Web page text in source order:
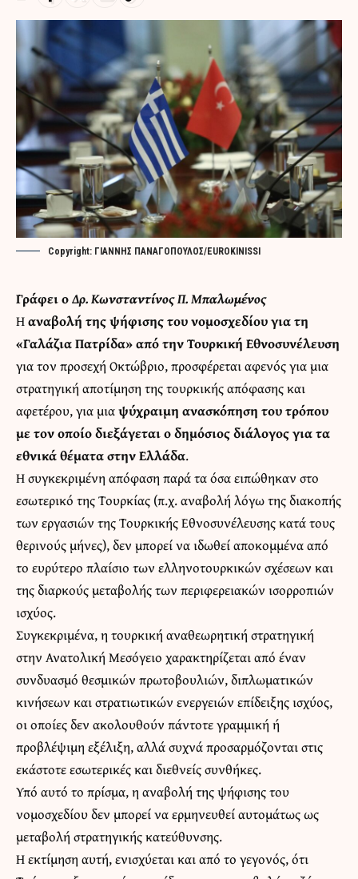
Copyright: ΓΙΑΝΝΗΣ ΠΑΝΑΓΟΠΟΥΛΟΣ/EUROKINISSI
Γράφει οΔρ. Κωνσταντίνος Π. Μπαλωμένος
Ηαναβολή της ψήφισης του νομοσχεδίου για τη
«Γαλάζια Πατρίδα» από την Τουρκική Εθνοσυνέλευση
για τον προσεχή Οκτώβριο, προσφέρεται αφενός για μια
στρατηγική αποτίμηση της τουρκικής απόφασης και
αφετέρου, για μιαψύχραιμη ανασκόπηση του τρόπου
με τον οποίο διεξάγεται ο δημόσιος διάλογος για τα
εθνικά θέματα στην Ελλάδα.
Η συγκεκριμένη απόφαση παρά τα όσα ειπώθηκαν στο
εσωτερικό της Τουρκίας (π.χ. αναβολή λόγω της διακοπής
των εργασιών της Τουρκικής Εθνοσυνέλευσης κατά τους
θερινούς μήνες), δεν μπορεί να ιδωθεί αποκομμένα από
το ευρύτερο πλαίσιο των ελληνοτουρκικών σχέσεων και
της διαρκούς μεταβολής των περιφερειακών ισορροπιών
ισχύος.
Συγκεκριμένα, η τουρκική αναθεωρητική στρατηγική
στην Ανατολική Μεσόγειο χαρακτηρίζεται από έναν
συνδυασμό θεσμικών πρωτοβουλιών, διπλωματικών
κινήσεων και στρατιωτικών ενεργειών επίδειξης ισχύος,
οι οποίες δεν ακολουθούν πάντοτε γραμμική ή
προβλέψιμη εξέλιξη, αλλά συχνά προσαρμόζονται στις
εκάστοτε εσωτερικές και διεθνείς συνθήκες.
Υπό αυτό το πρίσμα, η αναβολή της ψήφισης του
νομοσχεδίου δεν μπορεί να ερμηνευθεί αυτομάτως ως
μεταβολή στρατηγικής κατεύθυνσης.
Η εκτίμηση αυτή, ενισχύεται και από το γεγονός, ότι